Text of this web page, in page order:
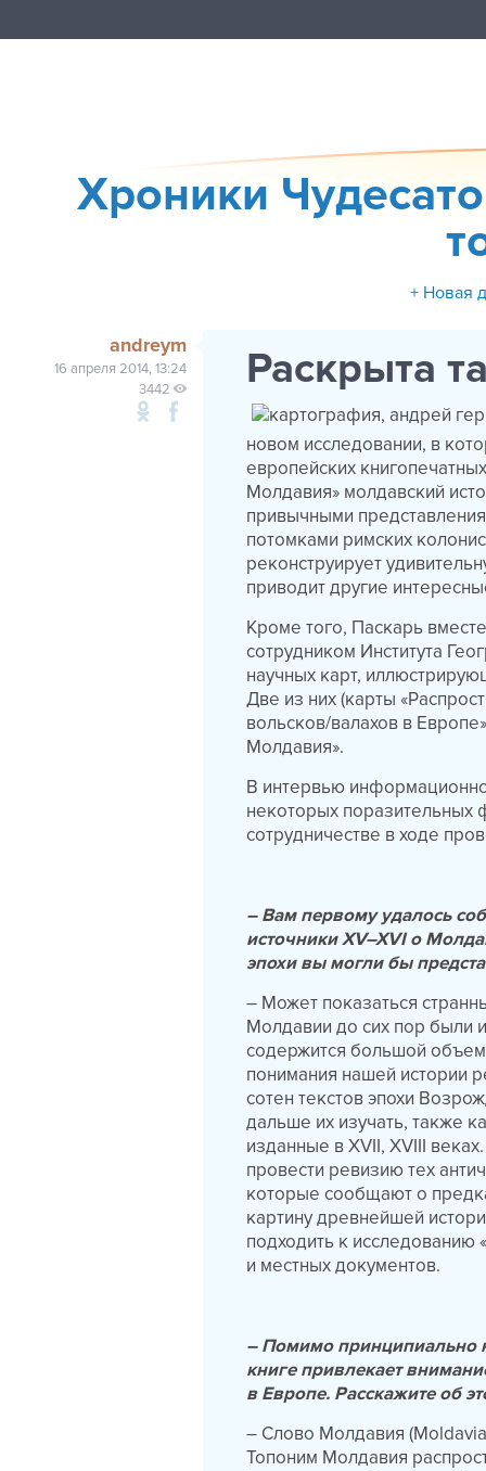
Хроники
+ Новая
andreym
16 апреля 2014, 13:24
3442
Раскрыта
новом исследовании, в
европейских
Молдавия» молдавский
привычными
потомками римских
реконструирует
приводит другие
Кроме того, Паскарь
сотрудником Института
научных карт,
Две из них (карты
вольсков/валахов в
Молдавия».
В интервью
некоторых поразительных
сотрудничестве в ходе
– Вам первому удалось
источники XV–XVI о
эпохи вы могли бы
– Может показаться
Молдавии до сих пор были
содержится большой
понимания нашей истории
сотен текстов эпохи
дальше их изучать, также
изданные в XVII, XVIII
провести ревизию тех
которые сообщают о
картину древнейшей
подходить к исследованию
и местных документов.
– Помимо принципиально
книге привлекает
в Европе. Расскажите об
– Слово Молдавия
Топоним Молдавия